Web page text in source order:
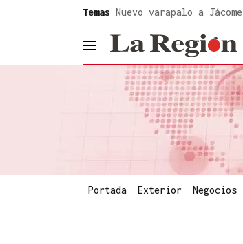
Temas Nuevo varapalo a Jácome
header.menu.open
Portada Exterior Negocios